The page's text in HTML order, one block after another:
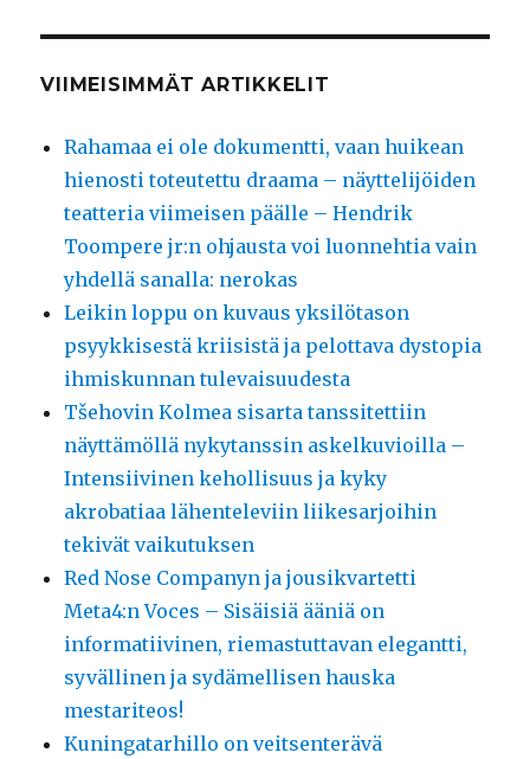
VIIMEISIMMÄT ARTIKKELIT
Rahamaa ei ole dokumentti, vaan huikean
hienosti toteutettu draama – näyttelijöiden
teatteria viimeisen päälle – Hendrik
Toompere jr:n ohjausta voi luonnehtia vain
yhdellä sanalla: nerokas
Leikin loppu on kuvaus yksilötason
psyykkisestä kriisistä ja pelottava dystopia
ihmiskunnan tulevaisuudesta
Tšehovin Kolmea sisarta tanssitettiin
näyttämöllä nykytanssin askelkuvioilla –
Intensiivinen kehollisuus ja kyky
akrobatiaa lähenteleviin liikesarjoihin
tekivät vaikutuksen
Red Nose Companyn ja jousikvartetti
Meta4:n Voces – Sisäisiä ääniä on
informatiivinen, riemastuttavan elegantti,
syvällinen ja sydämellisen hauska
mestariteos!
Kuningatarhillo on veitsenterävä